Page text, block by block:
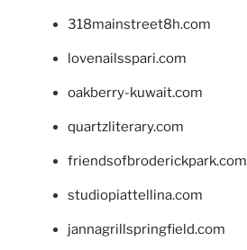
318mainstreet8h.com
lovenailsspari.com
oakberry-kuwait.com
quartzliterary.com
friendsofbroderickpark.com
studiopiattellina.com
jannagrillspringfield.com